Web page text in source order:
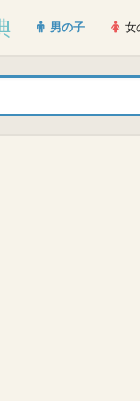
男の子 女